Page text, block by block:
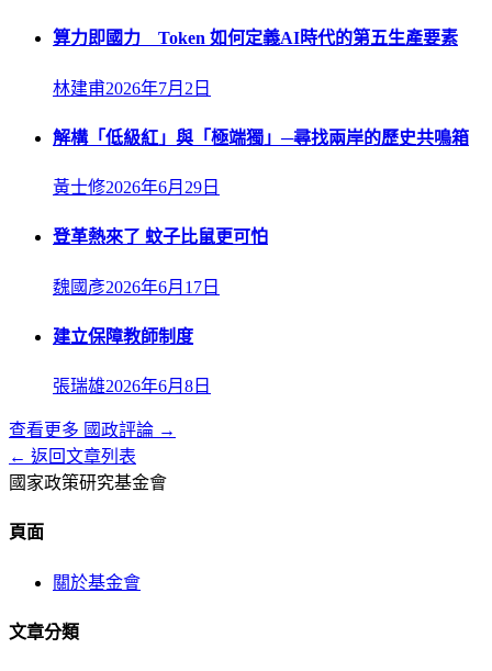
算力即國力 Token 如何定義AI時代的第五生產要素
林建甫2026年7月2日
解構「低級紅」與「極端獨」─尋找兩岸的歷史共鳴箱
黃士修2026年6月29日
登革熱來了 蚊子比鼠更可怕
魏國彥2026年6月17日
建立保障教師制度
張瑞雄2026年6月8日
查看更多 國政評論 →
← 返回文章列表
國家政策研究基金會
頁面
關於基金會
文章分類